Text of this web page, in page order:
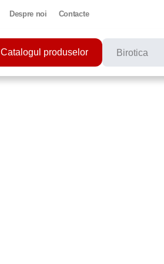
Despre noi Contacte
Catalogul produselor